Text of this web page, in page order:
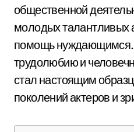
общественной
молодых талантливых
помощь нуждающимся.
трудолюбию и
стал настоящим
поколений актеров и